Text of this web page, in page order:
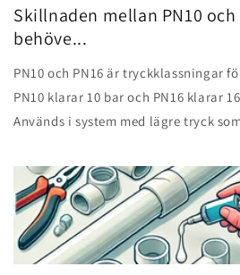
Skillnaden mellan PN10 och
behöve...
PN10 och PN16 är tryckklassningar
PN10 klarar 10 bar och PN16 klarar
Används i system med lägre tryck